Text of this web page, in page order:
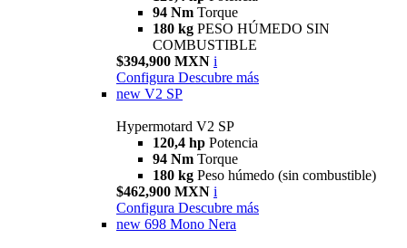
94 Nm Torque
180 kg PESO HÚMEDO SIN
COMBUSTIBLE
$394,900 MXN i
Configura Descubre más
new V2 SP
Hypermotard V2 SP
120,4 hp Potencia
94 Nm Torque
180 kg Peso húmedo (sin combustible)
$462,900 MXN i
Configura Descubre más
new 698 Mono Nera